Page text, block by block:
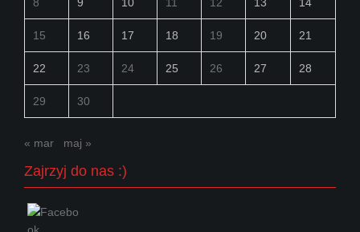
15 16 17 18 19 20 21
22 23 24 25 26 27 28
29 30
« mar maj »
Zajrzyj do nas :)